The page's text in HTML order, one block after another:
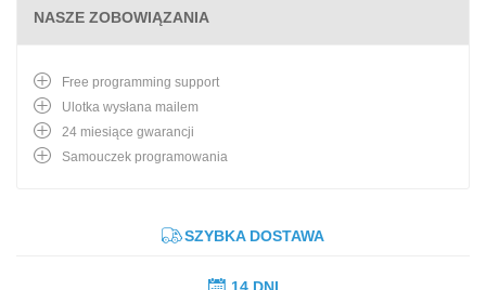
NASZE ZOBOWIĄZANIA
Free programming support
Ulotka wysłana mailem
24 miesiące gwarancji
Samouczek programowania
SZYBKA DOSTAWA